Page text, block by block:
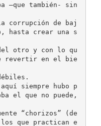
–que también- sin
corrupción de baj
hasta crear una s
otro y con lo qu
revertir en el bie
siempre hubo p
el que no puede,
“chorizos” (de
que practican e